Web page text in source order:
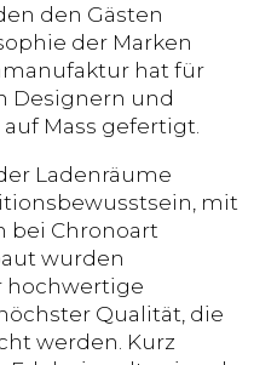
den Gästen
der Marken
hat für
Designern und
Mass gefertigt.
Ladenräume
mit
bei Chronoart
wurden
hochwertige
Qualität, die
werden. Kurz